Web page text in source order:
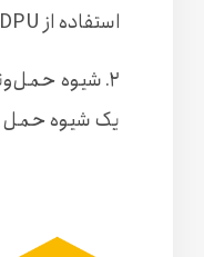
استفاده از DPU از قاعده DAP استفاده کنند.
۲. شیوه حمل‌ونقل ــــ
یک شیوه حمل